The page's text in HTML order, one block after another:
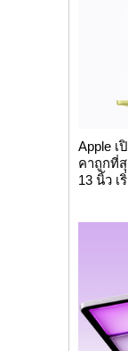
Apple เ
คาถูกที่สุ
13 นิ้ว เ